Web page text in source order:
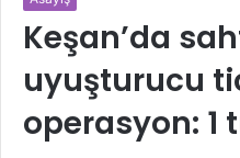
Keşan’da
uyuşturucu
operasyon: 1